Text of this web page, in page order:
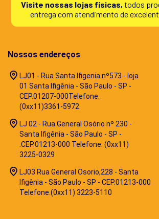
Visite nossas lojas físicas, todos
entrega com atendimento de
Nossos endereços
LJ01 - Rua Santa Ifigenia nº573 - loja
01 Santa Ifigênia - São Paulo - SP -
CEP.01207-000Telefone.
(0xx11)3361-5972
LJ 02 - Rua General Osório nº 230 -
Santa Ifigênia - São Paulo - SP -
.CEP.01213-000 Telefone. (0xx11)
3225-0329
LJ03 Rua General Osorio,228 - Santa
Ifigênia - São Paulo - SP - CEP.01213-000
Telefone.(0xx11) 3223-5110